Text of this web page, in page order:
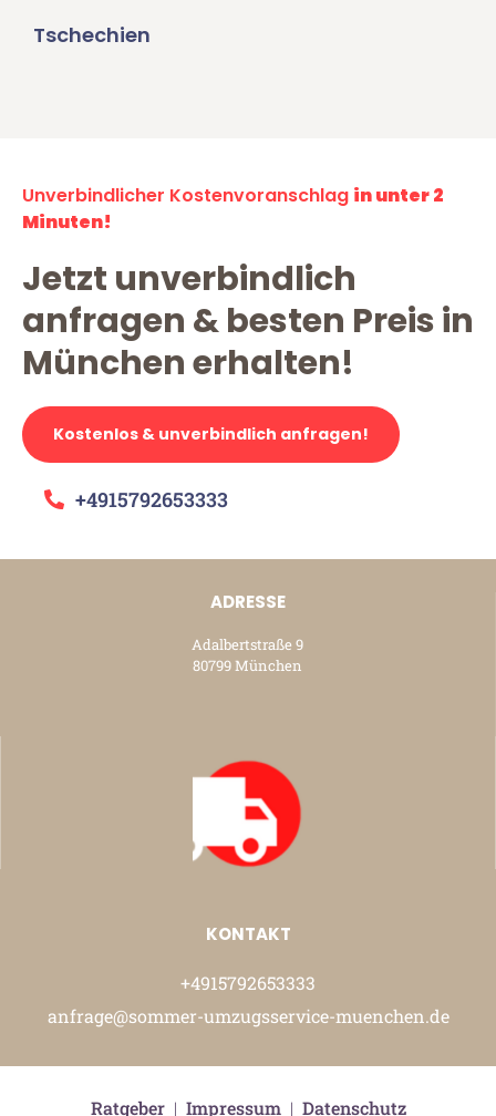
Tschechien
Unverbindlicher Kostenvoranschlag in unter 2
Minuten!
Jetzt unverbindlich
anfragen & besten Preis in
München erhalten!
Kostenlos & unverbindlich anfragen!
+4915792653333
ADRESSE
Adalbertstraße 9
80799 München
KONTAKT
+4915792653333
anfrage@sommer-umzugsservice-muenchen.de
Ratgeber| Impressum| Datenschutz